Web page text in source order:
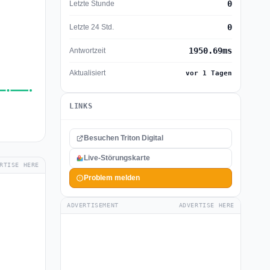
HERE
Letzte Stunde 0
Letzte 24 Std. 0
Antwortzeit 1950.69ms
Aktualisiert vor 1 Tagen
LINKS
Besuchen Triton Digital
Live-Störungskarte
Problem melden
ADVERTISEMENT ADVERTISE HERE